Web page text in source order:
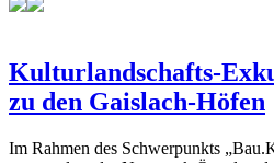
Kulturlandschafts-
zu den Gaislach-Höfen
Im Rahmen des Schwerpunkts